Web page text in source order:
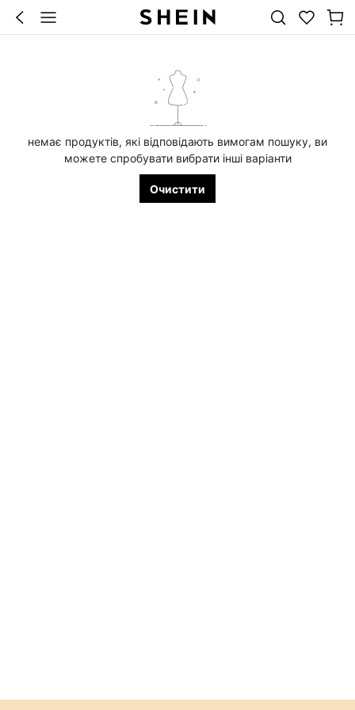
немає продуктів, які відповідають вимогам пошуку, ви
можете спробувати вибрати інші варіанти
Очистити